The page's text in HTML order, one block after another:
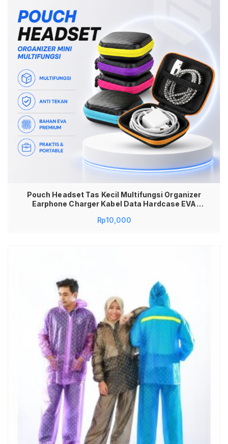
Pouch Headset Tas Kecil Multifungsi Organizer
Earphone Charger Kabel Data Hardcase EVA
Dompet Koin Mini Travel Portable Anti Tekan
Rp10,000